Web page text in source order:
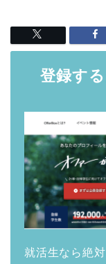
登録す
就活生なら絶